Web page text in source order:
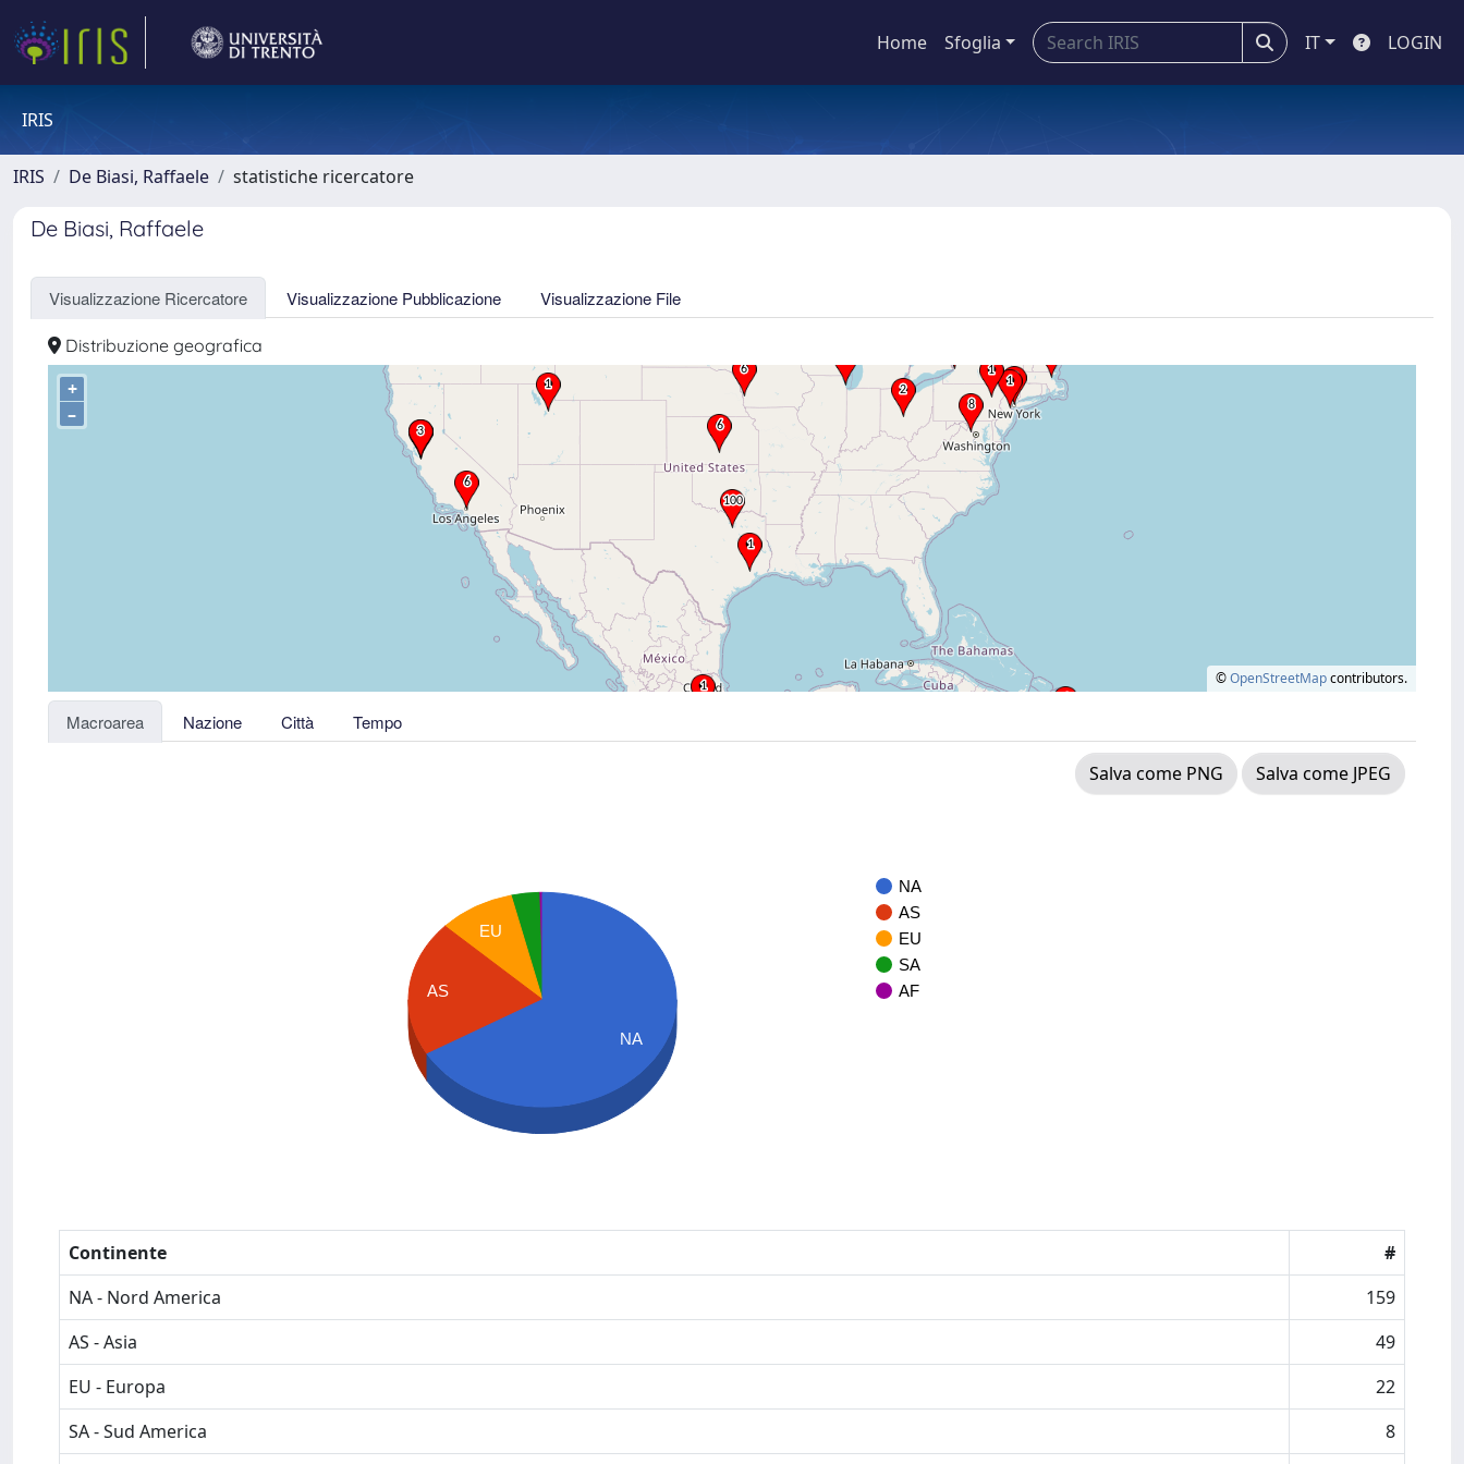
Home Sfoglia IT LOGIN
IRIS
IRIS De Biasi, Raffaele statistiche ricercatore
De Biasi, Raffaele
Visualizzazione Ricercatore Visualizzazione Pubblicazione Visualizzazione File
Distribuzione geografica
+
–
©OpenStreetMapcontributors.
Macroarea Nazione Città Tempo
Salva come PNG Salva come JPEG
NA
AS
EU
SA
AF
EU
AS
NA
Continente
#
NA - Nord America
159
AS - Asia
49
EU - Europa
22
SA - Sud America
8